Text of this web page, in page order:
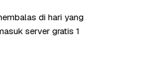
di hari yang
server gratis 1